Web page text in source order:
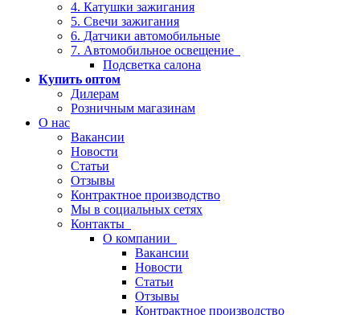
4. Катушки зажигания
5. Свечи зажигания
6. Датчики автомобильные
7. Автомобильное освещение
Подсветка салона
Купить оптом
Дилерам
Розничным магазинам
О нас
Вакансии
Новости
Статьи
Отзывы
Контрактное производство
Мы в социальных сетях
Контакты
О компании
Вакансии
Новости
Статьи
Отзывы
Контрактное производство